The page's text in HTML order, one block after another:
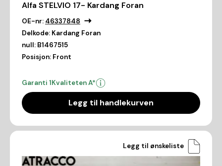
Alfa STELVIO 17- Kardang Foran
OE-nr: 46337848
Delkode: Kardang Foran
null: B1467515
Posisjon: Front
Garanti 1Kvaliteten A*
Legg til handlekurven
Legg til ønskeliste